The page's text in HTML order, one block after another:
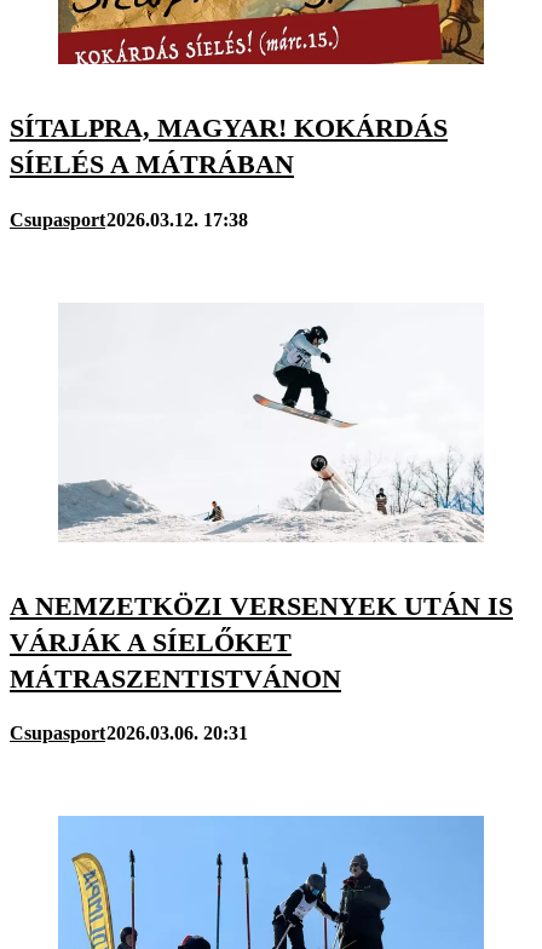
SÍTALPRA, MAGYAR! KOKÁRDÁS
SÍELÉS A MÁTRÁBAN
Csupasport2026.03.12. 17:38
A NEMZETKÖZI VERSENYEK UTÁN IS
VÁRJÁK A SÍELŐKET
MÁTRASZENTISTVÁNON
Csupasport2026.03.06. 20:31